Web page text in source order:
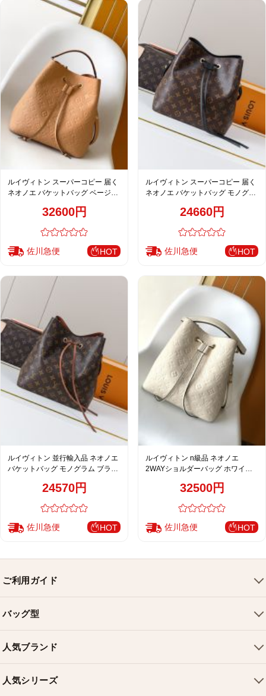
ルイヴィトン スーパーコピー 届く
ネオノエ バケットバッグ ベージュ
32600円
佐川急便 HOT
ルイヴィトン スーパーコピー 届く
ネオノエ バケットバッグ モノグラ
24660円
佐川急便 HOT
ルイヴィトン 並行輸入品 ネオノエ
バケットバッグ モノグラム ブラウ
24570円
佐川急便 HOT
ルイヴィトン n級品 ネオノエ
2WAYショルダーバッグ ホワイト
32500円
佐川急便 HOT
ご利用ガイド
配送について
返品・交換
バッグ型
ショルダーバッグ
クロスボディバッグ
人気ブランド
シャネルバッグ
人気シリーズ